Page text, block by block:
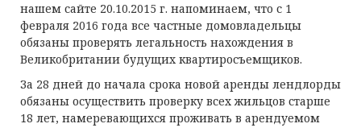
нашем сайте 20.10.2015 г. напоминаем, что с 1
февраля 2016 года все частные домовладельцы
обязаны проверять легальность нахождения в
Великобритании будущих квартиросъемщиков.
За 28 дней до начала срока новой аренды лендлорды
обязаны осуществить проверку всех жильцов старше
18 лет, намеревающихся проживать в арендуемом